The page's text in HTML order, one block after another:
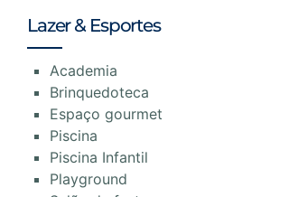
Lazer & Esportes
Academia
Brinquedoteca
Espaço gourmet
Piscina
Piscina Infantil
Playground